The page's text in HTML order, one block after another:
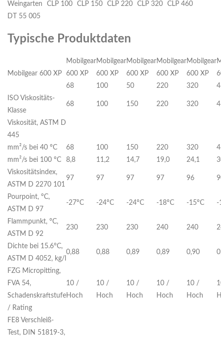
Weingarten
DT 55 005
CLP 100 CLP 150 CLP 220 CLP 320 CLP 460
Typische Produktdaten
Mobilgear 600 XP
Mobilgear
600 XP
68
Mobilgear
600 XP
100
Mobilgear
600 XP
50
Mobilgear
600 XP
220
Mobilgear
600 XP
320
ISO Viskositäts-
Klasse
68 100 150 220 320
Viskosität, ASTM D
445
mm²/s bei 40 ºC
68 100 150 220 320
mm²/s bei 100 ºC
8,8 11,2 14,7 19,0 24,1
Viskositätsindex,
ASTM D 2270 101
97 97 97 97 96
Pourpoint, °C,
ASTM D 97
-27ºC -24ºC -24ºC -18ºC -15ºC -
Flammpunkt, °C,
ASTM D 92
230 230 230 240 240
Dichte bei 15.6°C,
ASTM D 4052, kg/l
0,88 0,88 0,89 0,89 0,90
FZG Micropitting,
FVA 54,
Schadenskraftstufe
/ Rating
10 /
Hoch
10 /
Hoch
10 /
Hoch
10 /
Hoch
10 /
Hoch
FE8 Verschleiß-
Test, DIN 51819-3,